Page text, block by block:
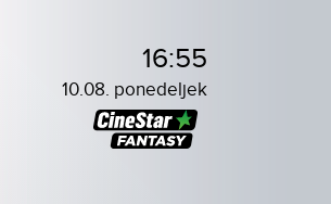
16:55
10.08. ponedeljek